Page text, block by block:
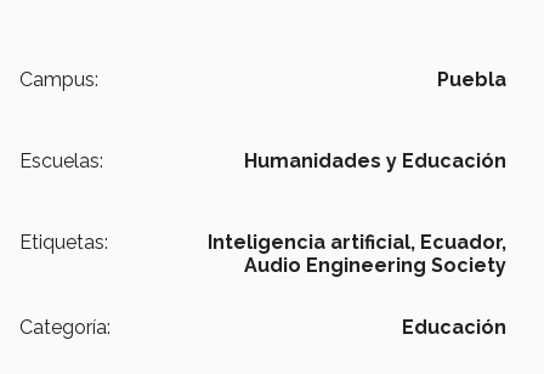
Campus: Puebla
Escuelas: Humanidades y Educación
Etiquetas: Inteligencia artificial, Ecuador,
Audio Engineering Society
Categoría: Educación